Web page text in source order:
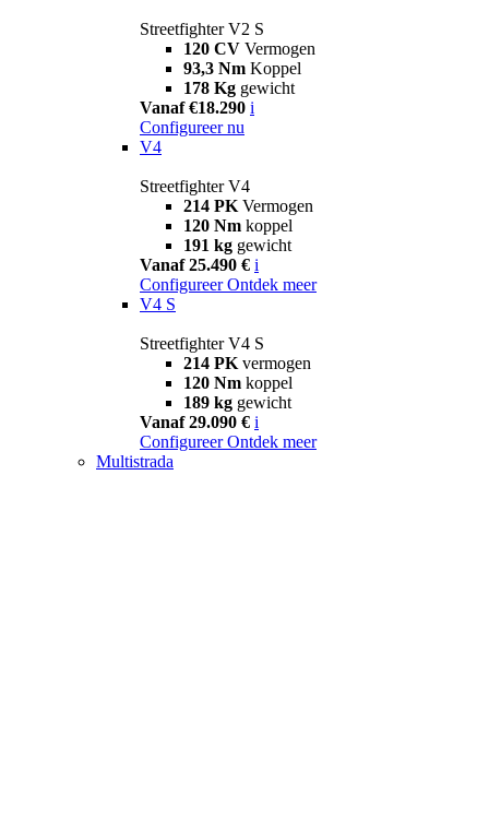
Streetfighter V2 S
120 CV Vermogen
93,3 Nm Koppel
178 Kg gewicht
Vanaf €18.290 i
Configureer nu
V4
Streetfighter V4
214 PK Vermogen
120 Nm koppel
191 kg gewicht
Vanaf 25.490 € i
Configureer Ontdek meer
V4 S
Streetfighter V4 S
214 PK vermogen
120 Nm koppel
189 kg gewicht
Vanaf 29.090 € i
Configureer Ontdek meer
Multistrada